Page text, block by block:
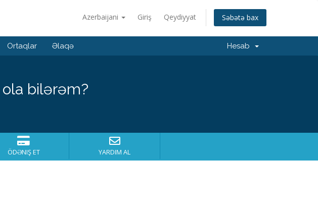
Azerbaijani Giriş Qeydiyyat Səbətə bax
Ortaqlar Əlaqə Hesab
ola bilərəm?
ÖDƏNIŞ ET YARDIM AL